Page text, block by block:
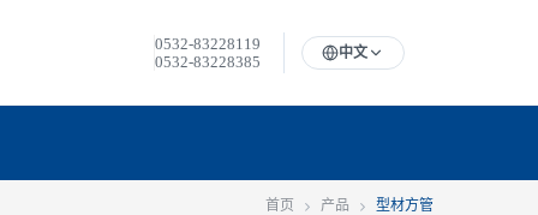
0532-83228119
0532-83228385
中文
首页 产品 型材方管